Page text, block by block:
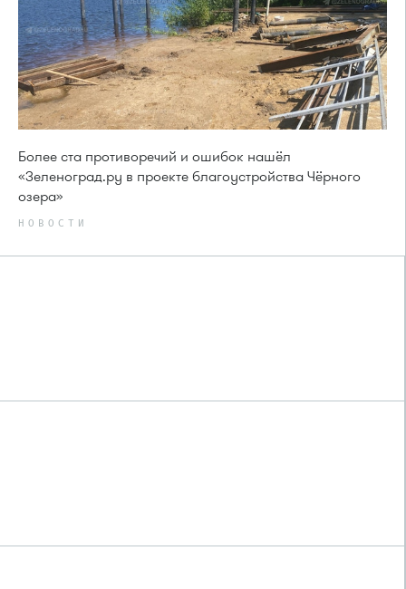
Более ста противоречий и ошибок нашёл
«Зеленоград.ру в проекте благоустройства Чёрного
озера»
НОВОСТИ